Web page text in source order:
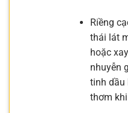
Riềng
thái lát
hoặc
nhuyễn
tinh dầu
thơm